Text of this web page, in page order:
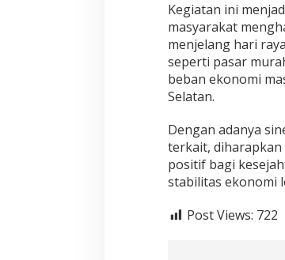
Kegiatan ini
masyarakat
menjelang hari
seperti pasar
beban ekonomi
Selatan.
Dengan adanya
terkait,
positif bagi
stabilitas ekonomi
Post Views: 722